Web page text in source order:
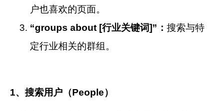
户也喜欢的页面。
“groups about [行业关键词]”： 搜索与特
定行业相关的群组。
1、搜索用户（People）